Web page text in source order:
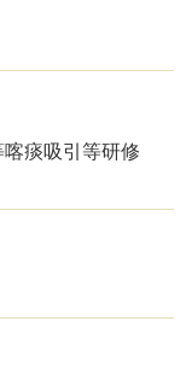
痰吸引等研修